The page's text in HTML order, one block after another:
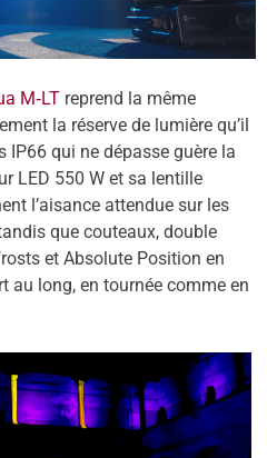
M‑LT reprend la même
la réserve de lumière qu’il
IP66 qui ne dépasse guère la
LED 550 W et sa lentille
l’aisance attendue sur les
que couteaux, double
et Absolute Position en
au long, en tournée comme en